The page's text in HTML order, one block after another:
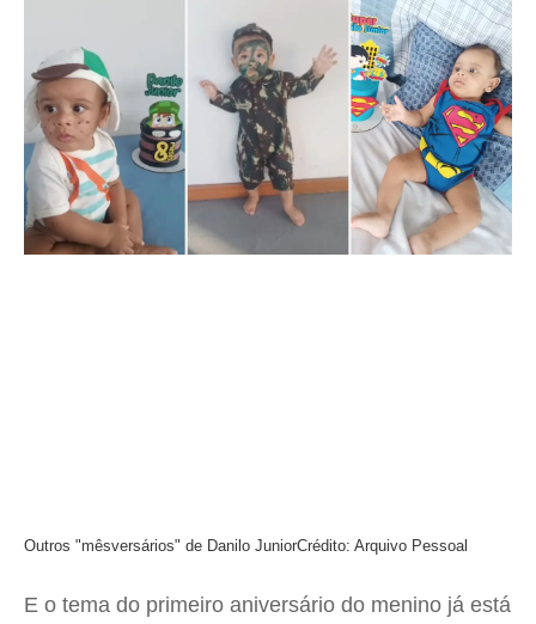
Outros "mêsversários" de Danilo JuniorCrédito: Arquivo Pessoal
E o tema do primeiro aniversário do menino já está